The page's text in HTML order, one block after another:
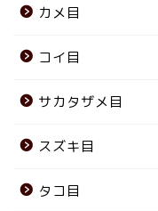
カメ目
コイ目
サカタザメ目
スズキ目
タコ目